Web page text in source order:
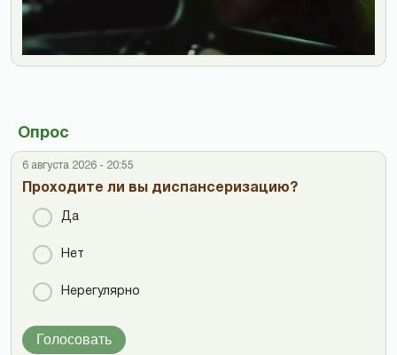
Опрос
6 августа 2026 - 20:55
Проходите ли вы диспансеризацию?
Да
Нет
Нерегулярно
Голосовать